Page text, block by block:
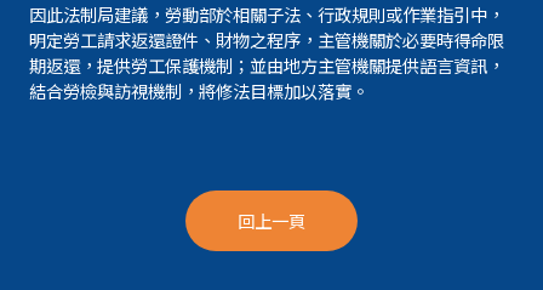
因此法制局建議，勞動部於相關子法、行政規則或作業指引中，
明定勞工請求返還證件、財物之程序，主管機關於必要時得命限
期返還，提供勞工保護機制；並由地方主管機關提供語言資訊，
結合勞檢與訪視機制，將修法目標加以落實。
回上一頁